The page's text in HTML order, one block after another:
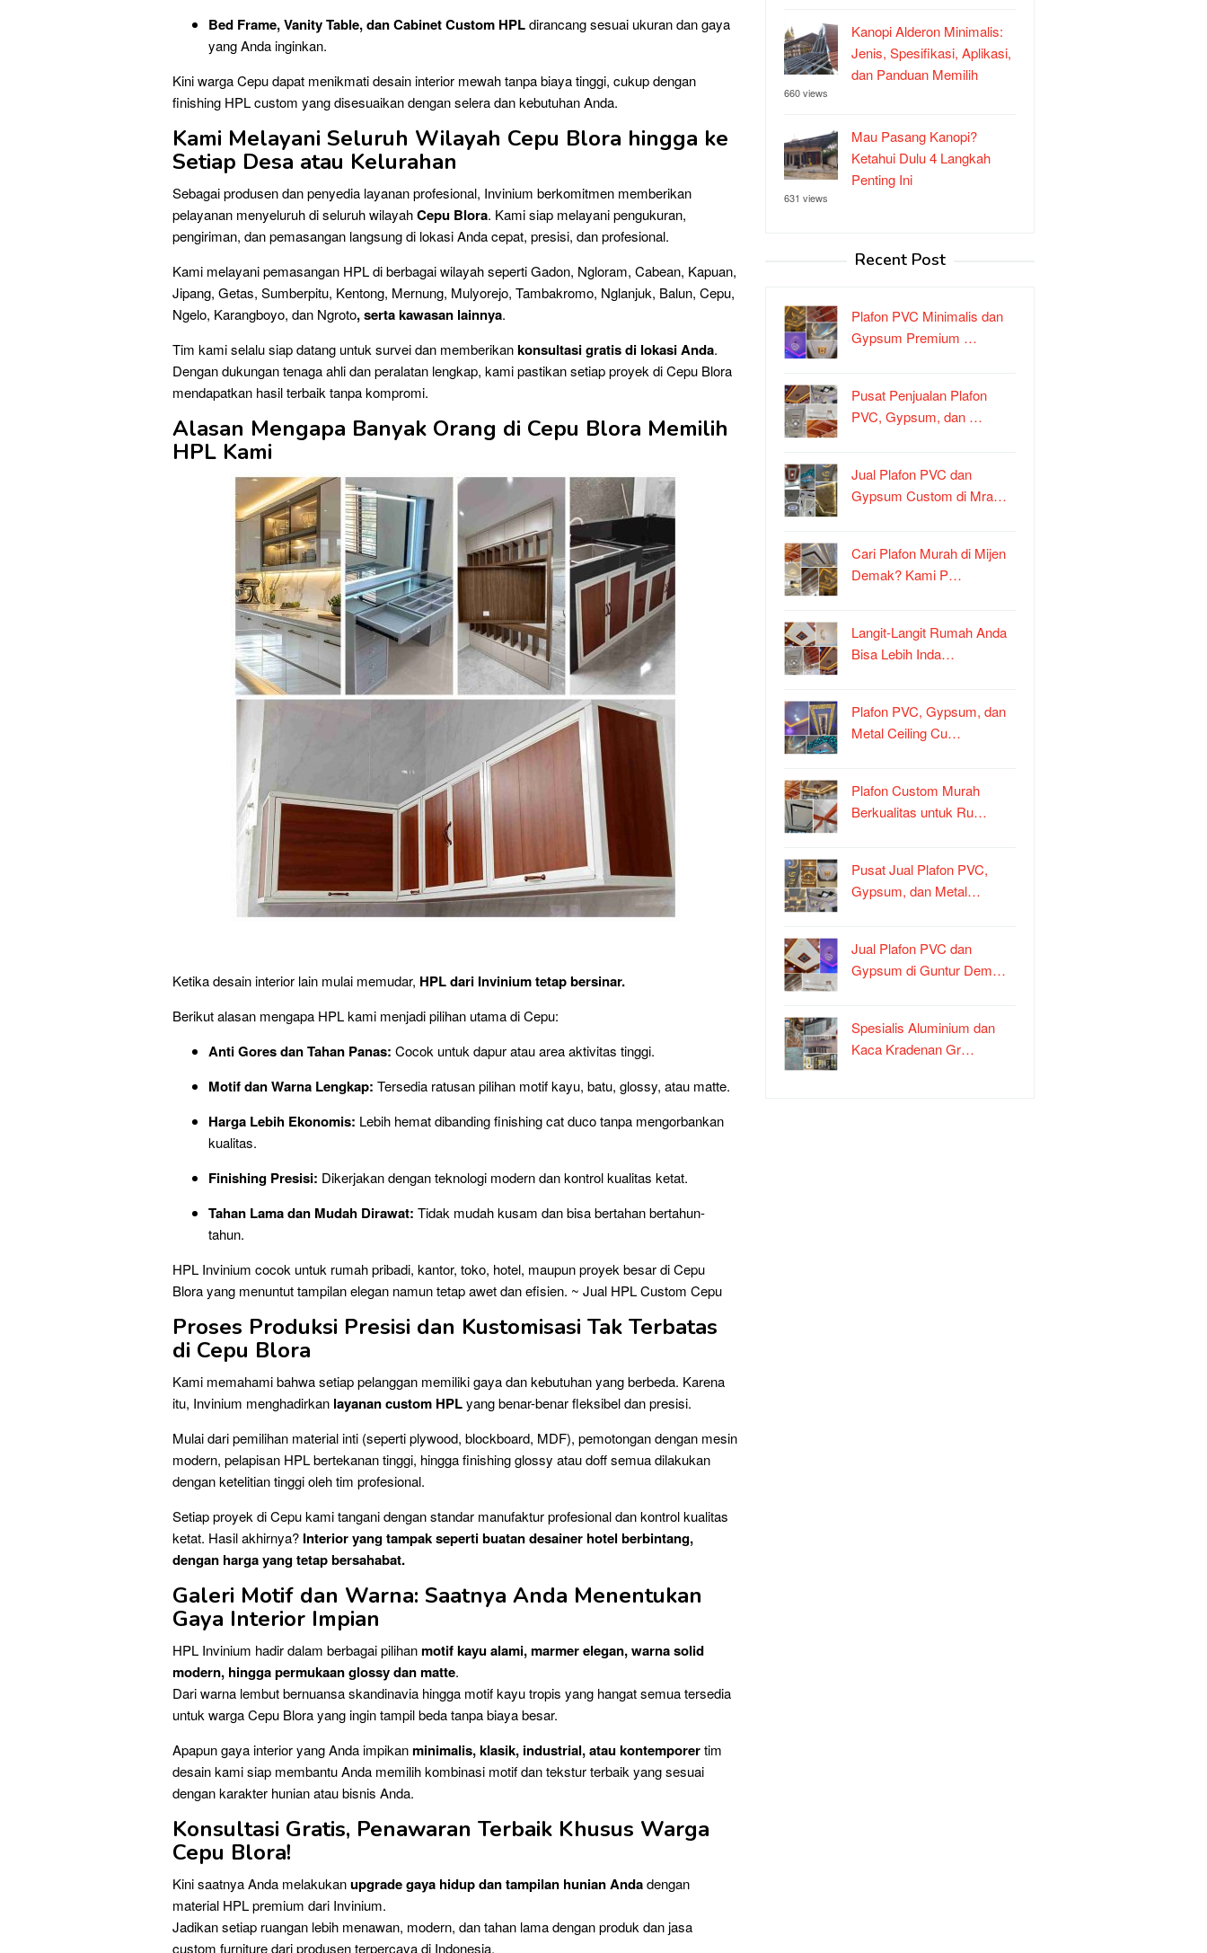
Bed Frame, Vanity Table, dan Cabinet Custom HPLdirancang sesuai ukuran dan gaya
yang Anda inginkan.
Kini warga Cepu dapat menikmati desain interior mewah tanpa biaya tinggi, cukup dengan
finishing HPL custom yang disesuaikan dengan selera dan kebutuhan Anda.
Kami Melayani Seluruh Wilayah Cepu Blora hingga ke
Setiap Desa atau Kelurahan
Sebagai produsen dan penyedia layanan profesional, Invinium berkomitmen memberikan
pelayanan menyeluruh di seluruh wilayahCepu Blora. Kami siap melayani pengukuran,
pengiriman, dan pemasangan langsung di lokasi Anda cepat, presisi, dan profesional.
Kami melayani pemasangan HPL di berbagai wilayah seperti Gadon, Ngloram, Cabean, Kapuan,
Jipang, Getas, Sumberpitu, Kentong, Mernung, Mulyorejo, Tambakromo, Nglanjuk, Balun, Cepu,
Ngelo, Karangboyo, dan Ngroto, serta kawasan lainnya.
Tim kami selalu siap datang untuk survei dan memberikankonsultasi gratis di lokasi Anda.
Dengan dukungan tenaga ahli dan peralatan lengkap, kami pastikan setiap proyek di Cepu Blora
mendapatkan hasil terbaik tanpa kompromi.
Alasan Mengapa Banyak Orang di Cepu Blora Memilih
HPL Kami
Ketika desain interior lain mulai memudar, HPL dari Invinium tetap bersinar.
Berikut alasan mengapa HPL kami menjadi pilihan utama di Cepu:
Anti Gores dan Tahan Panas: Cocok untuk dapur atau area aktivitas tinggi.
Motif dan Warna Lengkap: Tersedia ratusan pilihan motif kayu, batu, glossy, atau matte.
Harga Lebih Ekonomis: Lebih hemat dibanding finishing cat duco tanpa mengorbankan
kualitas.
Finishing Presisi: Dikerjakan dengan teknologi modern dan kontrol kualitas ketat.
Tahan Lama dan Mudah Dirawat: Tidak mudah kusam dan bisa bertahan bertahun-
tahun.
HPL Invinium cocok untuk rumah pribadi, kantor, toko, hotel, maupun proyek besar di Cepu
Blora yang menuntut tampilan elegan namun tetap awet dan efisien. ~ Jual HPL Custom Cepu
Proses Produksi Presisi dan Kustomisasi Tak Terbatas
di Cepu Blora
Kami memahami bahwa setiap pelanggan memiliki gaya dan kebutuhan yang berbeda. Karena
itu, Invinium menghadirkan layanan custom HPLyang benar-benar fleksibel dan presisi.
Mulai dari pemilihan material inti (seperti plywood, blockboard, MDF), pemotongan dengan mesin
modern, pelapisan HPL bertekanan tinggi, hingga finishing glossy atau doff semua dilakukan
dengan ketelitian tinggi oleh tim profesional.
Setiap proyek di Cepu kami tangani dengan standar manufaktur profesional dan kontrol kualitas
ketat. Hasil akhirnya? Interior yang tampak seperti buatan desainer hotel berbintang,
dengan harga yang tetap bersahabat.
Galeri Motif dan Warna: Saatnya Anda Menentukan
Gaya Interior Impian
HPL Invinium hadir dalam berbagai pilihanmotif kayu alami, marmer elegan, warna solid
modern, hingga permukaan glossy dan matte.
Dari warna lembut bernuansa skandinavia hingga motif kayu tropis yang hangat semua tersedia
untuk warga Cepu Blora yang ingin tampil beda tanpa biaya besar.
Apapun gaya interior yang Anda impikanminimalis, klasik, industrial, atau kontemporertim
desain kami siap membantu Anda memilih kombinasi motif dan tekstur terbaik yang sesuai
dengan karakter hunian atau bisnis Anda.
Konsultasi Gratis, Penawaran Terbaik Khusus Warga
Cepu Blora!
Kini saatnya Anda melakukanupgrade gaya hidup dan tampilan hunian Andadengan
material HPL premium dari Invinium.
Jadikan setiap ruangan lebih menawan, modern, dan tahan lama dengan produk dan jasa
custom furniture dari produsen terpercaya di Indonesia.
Kanopi Alderon Minimalis:
Jenis, Spesifikasi, Aplikasi,
dan Panduan Memilih
660 views
Mau Pasang Kanopi?
Ketahui Dulu 4 Langkah
Penting Ini
631 views
Recent Post
Plafon PVC Minimalis dan
Gypsum Premium …
Pusat Penjualan Plafon
PVC, Gypsum, dan …
Jual Plafon PVC dan
Gypsum Custom di Mra…
Cari Plafon Murah di Mijen
Demak? Kami P…
Langit-Langit Rumah Anda
Bisa Lebih Inda…
Plafon PVC, Gypsum, dan
Metal Ceiling Cu…
Plafon Custom Murah
Berkualitas untuk Ru…
Pusat Jual Plafon PVC,
Gypsum, dan Metal…
Jual Plafon PVC dan
Gypsum di Guntur Dem…
Spesialis Aluminium dan
Kaca Kradenan Gr…